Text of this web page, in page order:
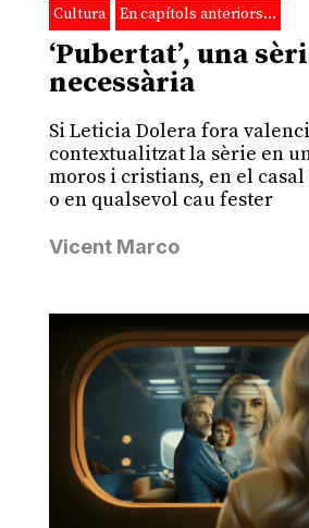
Cultura En capítols anteriors…
‘Pubertat’, una
necessària
Si Leticia Dolera fora
contextualitzat la sèrie en
moros i cristians, en el casal
o en qualsevol cau fester
Vicent Marco